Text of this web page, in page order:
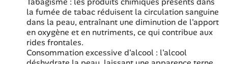
la fumée de tabac réduisent la circulation sanguine
dans la peau, entraînant une diminution de l'apport
en oxygène et en nutriments, ce qui contribue aux
rides frontales.
Consommation excessive d'alcool : l'alcool